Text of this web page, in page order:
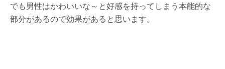
でも男性はかわいいな～と好感を持ってしまう本能的な
部分があるので効果があると思います。